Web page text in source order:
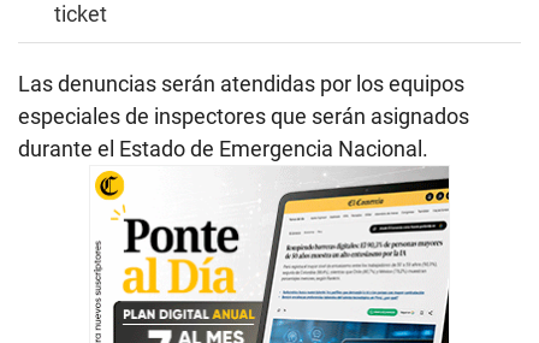
ticket
Las denuncias serán atendidas por los equipos
especiales de inspectores que serán asignados
durante el Estado de Emergencia Nacional.